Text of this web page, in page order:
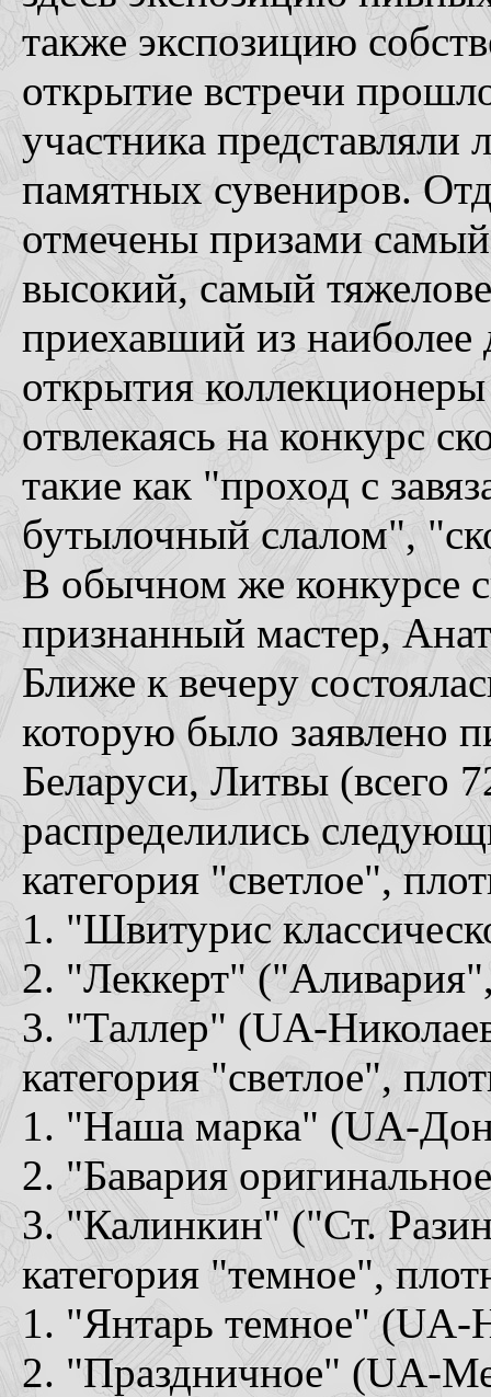
также экспозицию
открытие встречи
участника
памятных сувениров.
отмечены призами
высокий, самый
приехавший из
открытия
отвлекаясь на конкурс
такие как "проход с
бутылочный слалом",
В обычном же конкурсе
признанный мастер,
Ближе к вечеру
которую было заявлено
Беларуси, Литвы (всего
распределились
категория "светлое",
1. "Швитурис
2. "Леккерт"
3. "Таллер" (UA-
категория "светлое",
1. "Наша марка" (UA-
2. "Бавария
3. "Калинкин" ("Ст.
категория "темное",
1. "Янтарь темное" (UA-
2. "Праздничное" (UA-